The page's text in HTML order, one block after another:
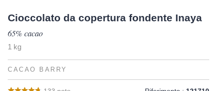
Cioccolato da copertura fondente Inaya
65% cacao
1 kg
CACAO BARRY